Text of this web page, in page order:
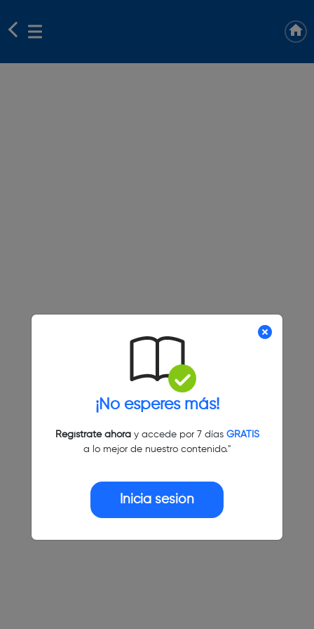
¡No esperes más!
Regístrate ahoray accede por 7 días GRATIS
a lo mejor de nuestro contenido."
Inicia sesión